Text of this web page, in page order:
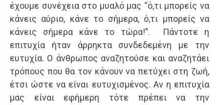
έχουμε συνέχεια στο μυαλό μας “ό,τι μπορείς να
κάνεις αύριο, κάνε το σήμερα, ό,τι μπορείς να
κάνεις σήμερα κάνε το τώρα!”. Πάντοτε η
επιτυχία ήταν άρρηκτα συνδεδεμένη με την
ευτυχία. Ο άνθρωπος αναζητούσε και αναζητάει
τρόπους που θα τον κάνουν να πετύχει στη ζωή,
έτσι ώστε να είναι ευτυχισμένος. Αν η επιτυχία
μας είναι εφήμερη τότε πρέπει να την